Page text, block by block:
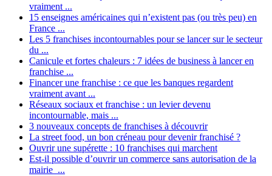
vraiment ...
15 enseignes américaines qui n’existent pas (ou très peu) en
France ...
Les 5 franchises incontournables pour se lancer sur le secteur
du ...
Canicule et fortes chaleurs : 7 idées de business à lancer en
franchise ...
Financer une franchise : ce que les banques regardent
vraiment avant ...
Réseaux sociaux et franchise : un levier devenu
incontournable, mais ...
3 nouveaux concepts de franchises à découvrir
La street food, un bon créneau pour devenir franchisé ?
Ouvrir une supérette : 10 franchises qui marchent
Est-il possible d’ouvrir un commerce sans autorisation de la
mairie ...